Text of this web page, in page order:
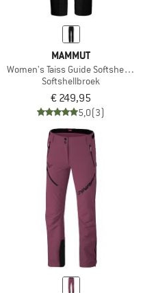
MAMMUT
Women's Taiss Guide Softshell Pants
Softshellbroek
€ 249,95
5,0(3)